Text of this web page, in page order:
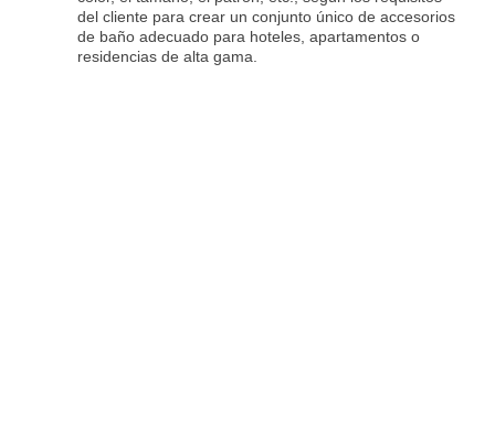
del cliente para crear un conjunto único de accesorios
de baño adecuado para hoteles, apartamentos o
residencias de alta gama.